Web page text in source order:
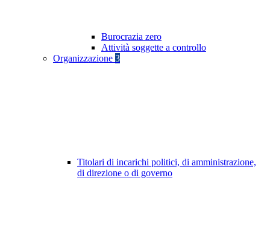
Burocrazia zero
Attività soggette a controllo
Organizzazione 3
Titolari di incarichi politici, di amministrazione,
di direzione o di governo